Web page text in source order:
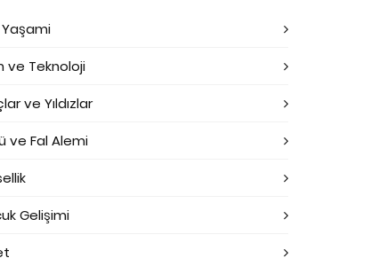
ve Teknoloji
ve Yıldızlar
ve Fal Alemi
Gelişimi